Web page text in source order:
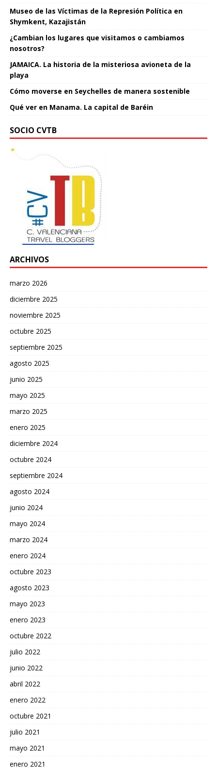
Museo de las Víctimas de la Represión Política en
Shymkent, Kazajistán
¿Cambian los lugares que visitamos o cambiamos
nosotros?
JAMAICA. La historia de la misteriosa avioneta de la
playa
Cómo moverse en Seychelles de manera sostenible
Qué ver en Manama. La capital de Baréin
SOCIO CVTB
ARCHIVOS
marzo 2026
diciembre 2025
noviembre 2025
octubre 2025
septiembre 2025
agosto 2025
junio 2025
mayo 2025
marzo 2025
enero 2025
diciembre 2024
octubre 2024
septiembre 2024
agosto 2024
junio 2024
mayo 2024
marzo 2024
enero 2024
octubre 2023
agosto 2023
mayo 2023
enero 2023
octubre 2022
julio 2022
junio 2022
abril 2022
enero 2022
octubre 2021
julio 2021
mayo 2021
enero 2021